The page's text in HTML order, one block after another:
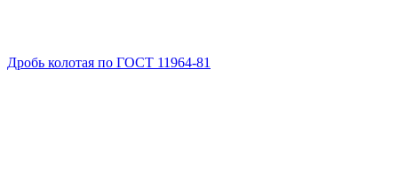
Дробь колотая по ГОСТ 11964-81